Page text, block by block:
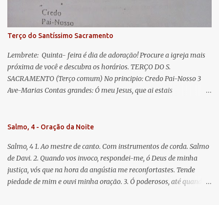
doce e sempre Virgem Maria. Rogai por nós Santa Mãe de Deus.
Para que sejamos dignos das promessas de Cristo. Amém.
Terço do Santíssimo Sacramento
Lembrete: Quinta- feira é dia de adoração! Procure a igreja mais
próxima de você e descubra os horários. TERÇO DO S.
SACRAMENTO (Terço comum) No principio: Credo Pai-Nosso 3
Ave-Marias Contas grandes: Ó meu Jesus, que ai estais
Vós morra eu! Nas contas pequenas: Sacramento de Amor!
que nos salva, dá-nos Vossa força, Vosso perdão e a Vossa
misericórdia. (no fim) Rezar 3 vezes: Louvores e graças se deem a
cada momento ao Santíssimo e Diviníssimo Sacramento.
Salmo, 4 - Oração da Noite
Salmo, 4 1. Ao mestre de canto. Com instrumentos de corda. Salmo
de Davi. 2. Quando vos invoco, respondei-me, ó Deus de minha
justiça, vós que na hora da angústia me reconfortastes. Tende
piedade de mim e ouvi minha oração. 3. Ó poderosos, até quando